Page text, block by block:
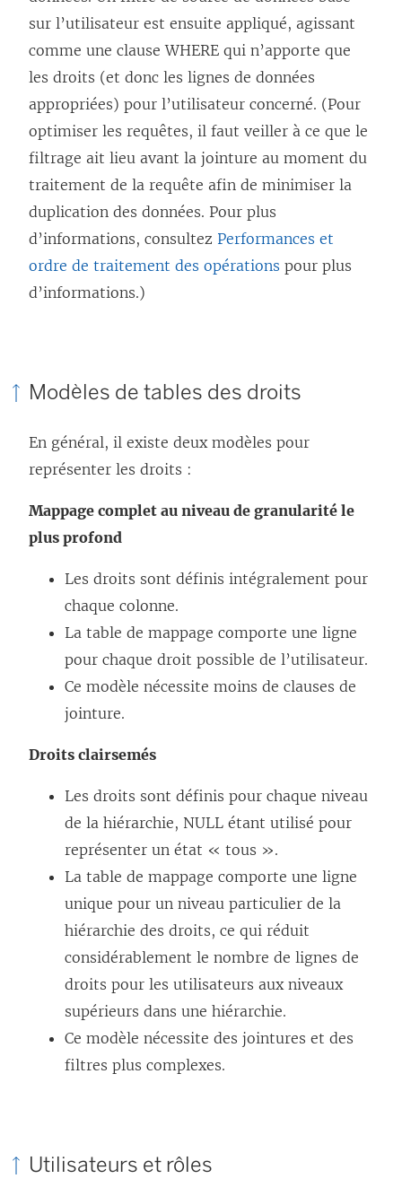
sur l’utilisateur est ensuite appliqué, agissant
comme une clause WHERE qui n’apporte que
les droits (et donc les lignes de données
appropriées) pour l’utilisateur concerné. (Pour
optimiser les requêtes, il faut veiller à ce que le
filtrage ait lieu avant la jointure au moment du
traitement de la requête afin de minimiser la
duplication des données. Pour plus
d’informations, consultez Performances et
ordre de traitement des opérations pour plus
d’informations.)
Modèles de tables des droits
En général, il existe deux modèles pour
représenter les droits :
Mappage complet au niveau de granularité le
plus profond
Les droits sont définis intégralement pour
chaque colonne.
La table de mappage comporte une ligne
pour chaque droit possible de l’utilisateur.
Ce modèle nécessite moins de clauses de
jointure.
Droits clairsemés
Les droits sont définis pour chaque niveau
de la hiérarchie, NULL étant utilisé pour
représenter un état « tous ».
La table de mappage comporte une ligne
unique pour un niveau particulier de la
hiérarchie des droits, ce qui réduit
considérablement le nombre de lignes de
droits pour les utilisateurs aux niveaux
supérieurs dans une hiérarchie.
Ce modèle nécessite des jointures et des
filtres plus complexes.
Utilisateurs et rôles